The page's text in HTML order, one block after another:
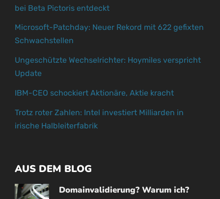
bei Beta Pictoris entdeckt
Microsoft-Patchday: Neuer Rekord mit 622 gefixten
Schwachstellen
Ungeschützte Wechselrichter: Hoymiles verspricht
Update
IBM-CEO schockiert Aktionäre, Aktie kracht
Trotz roter Zahlen: Intel investiert Milliarden in
irische Halbleiterfabrik
AUS DEM BLOG
Domainvalidierung? Warum ich?